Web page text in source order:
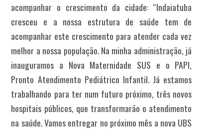
acompanhar o crescimento da cidade: “Indaiatuba
cresceu e a nossa estrutura de saúde tem de
acompanhar este crescimento para atender cada vez
melhor a nossa população. Na minha administração, já
inauguramos a Nova Maternidade SUS e o PAPI,
Pronto Atendimento Pediátrico Infantil. Já estamos
trabalhando para ter num futuro próximo, três novos
hospitais públicos, que transformarão o atendimento
na saúde. Vamos entregar no próximo mês a nova UBS